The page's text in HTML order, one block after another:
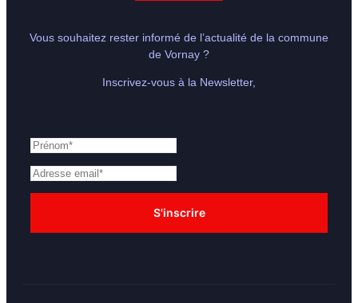
Vous souhaitez rester informé de l’actualité de la commune
de Vornay ?
Inscrivez-vous à la Newsletter,